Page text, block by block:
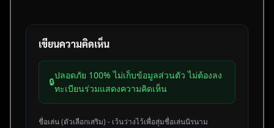
เขียนความคิดเห็น
🔒
ปลอดภัย 100% ไม่เก็บข้อมูลส่วนตัว ไม่ต้องลง
ทะเบียนร่วมแสดงความคิดเห็น
ชื่อเล่น (ตัวเลือกเสริม) - เว้นว่างไว้เพื่อสุ่มชื่อเล่นนิรนาม